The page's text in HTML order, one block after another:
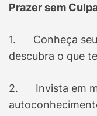
Prazer sem
1. Conheça seu
descubra o que
2. Invista em